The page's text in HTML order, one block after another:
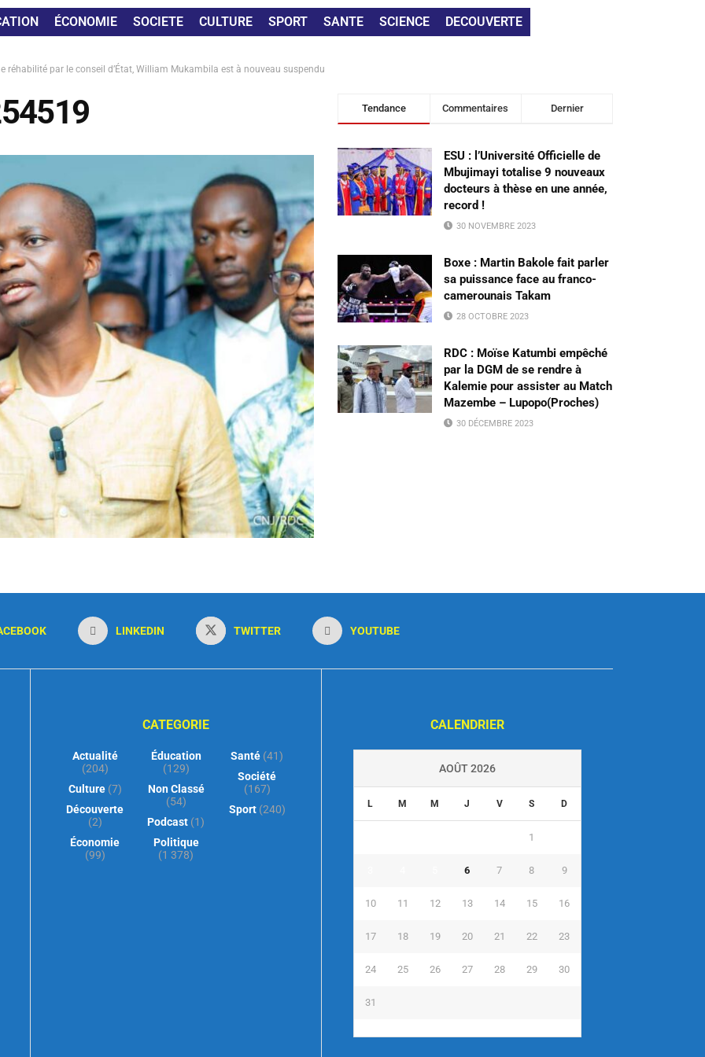
ÉCONOMIE SOCIETE CULTURE SPORT SANTE SCIENCE DECOUVERTE
réhabilité par le conseil d’État, William Mukambila est à nouveau suspendu
Tendance Commentaires Dernier
ESU : l’Université Officielle de
Mbujimayi totalise 9 nouveaux
docteurs à thèse en une année,
record !
30 NOVEMBRE 2023
Boxe : Martin Bakole fait parler
sa puissance face au franco-
camerounais Takam
28 OCTOBRE 2023
RDC : Moïse Katumbi empêché
par la DGM de se rendre à
Kalemie pour assister au Match
Mazembe – Lupopo(Proches)
30 DÉCEMBRE 2023
LINKEDIN TWITTER YOUTUBE
CATEGORIE
Actualité
(204)
Culture(7)
Découverte
(2)
Économie
(99)
Éducation
(129)
Non Classé
(54)
Podcast (1)
Politique
(1 378)
Santé (41)
Société
(167)
Sport(240)
CALENDRIER
AOÛT 2026
L M M J V S D
1
6 7 8 9
10 11 12 13 14 15 16
17 18 19 20 21 22 23
24 25 26 27 28 29 30
31